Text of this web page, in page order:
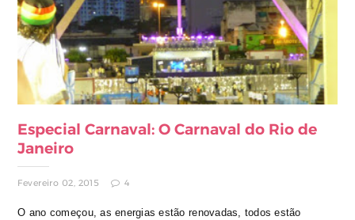
Especial Carnaval: O Carnaval do Rio de
Janeiro
Fevereiro 02, 2015 4
O ano começou, as energias estão renovadas, todos estão